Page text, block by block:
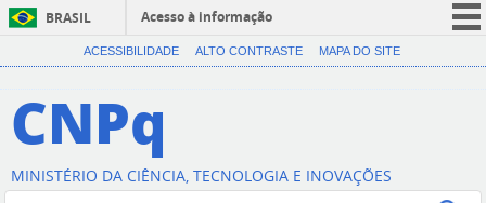
BRASIL
Acesso à informação
CORONAVÍRUS (COVID-19)
Canais
ACESSIBILIDADE ALTO CONTRASTE MAPA DO SITE
CNPq
MINISTÉRIO DA CIÊNCIA, TECNOLOGIA E INOVAÇÕES